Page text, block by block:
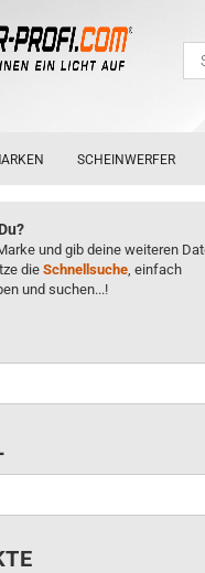
SCHEINWERFER
und gib deine weiteren
dieSchnellsuche, einfach
und suchen...!